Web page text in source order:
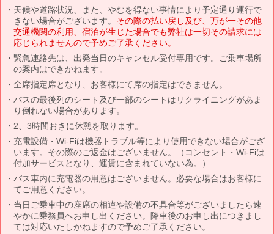
天候や道路状況、また、やむを得ない事情により予定通り運行で
きない場合がございます。 その際の払い戻し及び、万が一その他
交通機関の利用、宿泊が生じた場合でも弊社は一切その請求には
応じられませんので予めご了承ください。
緊急連絡先は、出発当日のキャンセル受付専用です。ご乗車場所
の案内はできかねます。
全席指定席となり、お客様にて席の指定はできません。
バスの最後列のシート及び一部のシートはリクライニングがあま
り倒れない場合があります。
2、3時間おきに休憩を取ります。
充電設備・Wi-Fiは機器トラブル等により使用できない場合がござ
います。その際のご返金はございません。（コンセント・Wi-Fiは
付加サービスとなり、運賃に含まれていない為。）
バス車内に充電器の用意はございません。必要な場合はお客様に
てご用意ください。
当日ご乗車中の座席の相違や設備の不具合等がございましたら速
やかに乗務員へお申し出ください。降車後のお申し出につきまし
ては対応いたしかねますので予めご了承ください。